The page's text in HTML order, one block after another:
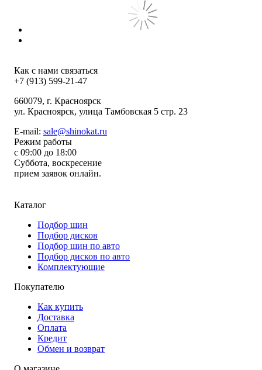
Как с нами связаться
+7 (913) 599-21-47
660079, г. Красноярск
ул. Красноярск, улица Тамбовская 5 стр. 23
E-mail: sale@shinokat.ru
Режим работы
с 09:00 до 18:00
Суббота, воскресение
прием заявок онлайн.
Каталог
Подбор шин
Подбор дисков
Подбор шин по авто
Подбор дисков по авто
Комплектующие
Покупателю
Как купить
Доставка
Оплата
Кредит
Обмен и возврат